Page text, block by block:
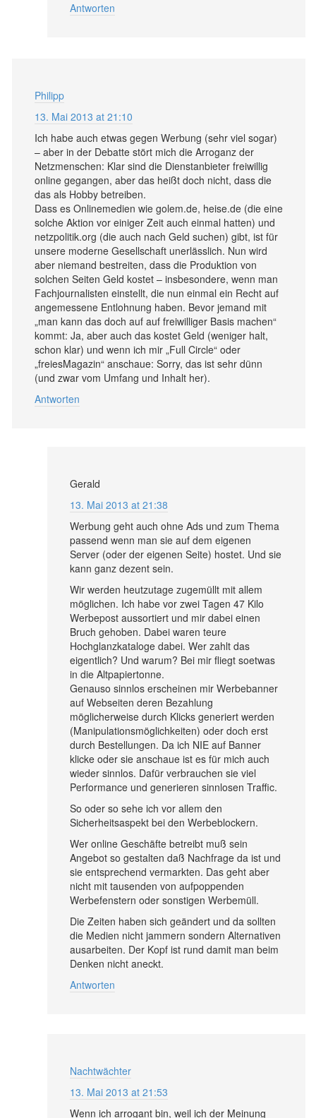
Antworten
Philipp
13. Mai 2013 at 21:10
Ich habe auch etwas gegen Werbung (sehr viel sogar)
– aber in der Debatte stört mich die Arroganz der
Netzmenschen: Klar sind die Dienstanbieter freiwillig
online gegangen, aber das heißt doch nicht, dass die
das als Hobby betreiben.
Dass es Onlinemedien wie golem.de, heise.de (die eine
solche Aktion vor einiger Zeit auch einmal hatten) und
netzpolitik.org (die auch nach Geld suchen) gibt, ist für
unsere moderne Gesellschaft unerlässlich. Nun wird
aber niemand bestreiten, dass die Produktion von
solchen Seiten Geld kostet – insbesondere, wenn man
Fachjournalisten einstellt, die nun einmal ein Recht auf
angemessene Entlohnung haben. Bevor jemand mit
„man kann das doch auf auf freiwilliger Basis machen“
kommt: Ja, aber auch das kostet Geld (weniger halt,
schon klar) und wenn ich mir „Full Circle“ oder
„freiesMagazin“ anschaue: Sorry, das ist sehr dünn
(und zwar vom Umfang und Inhalt her).
Antworten
Gerald
13. Mai 2013 at 21:38
Werbung geht auch ohne Ads und zum Thema
passend wenn man sie auf dem eigenen
Server (oder der eigenen Seite) hostet. Und sie
kann ganz dezent sein.
Wir werden heutzutage zugemüllt mit allem
möglichen. Ich habe vor zwei Tagen 47 Kilo
Werbepost aussortiert und mir dabei einen
Bruch gehoben. Dabei waren teure
Hochglanzkataloge dabei. Wer zahlt das
eigentlich? Und warum? Bei mir fliegt soetwas
in die Altpapiertonne.
Genauso sinnlos erscheinen mir Werbebanner
auf Webseiten deren Bezahlung
möglicherweise durch Klicks generiert werden
(Manipulationsmöglichkeiten) oder doch erst
durch Bestellungen. Da ich NIE auf Banner
klicke oder sie anschaue ist es für mich auch
wieder sinnlos. Dafür verbrauchen sie viel
Performance und generieren sinnlosen Traffic.
So oder so sehe ich vor allem den
Sicherheitsaspekt bei den Werbeblockern.
Wer online Geschäfte betreibt muß sein
Angebot so gestalten daß Nachfrage da ist und
sie entsprechend vermarkten. Das geht aber
nicht mit tausenden von aufpoppenden
Werbefenstern oder sonstigen Werbemüll.
Die Zeiten haben sich geändert und da sollten
die Medien nicht jammern sondern Alternativen
ausarbeiten. Der Kopf ist rund damit man beim
Denken nicht aneckt.
Antworten
Nachtwächter
13. Mai 2013 at 21:53
Wenn ich arrogant bin, weil ich der Meinung